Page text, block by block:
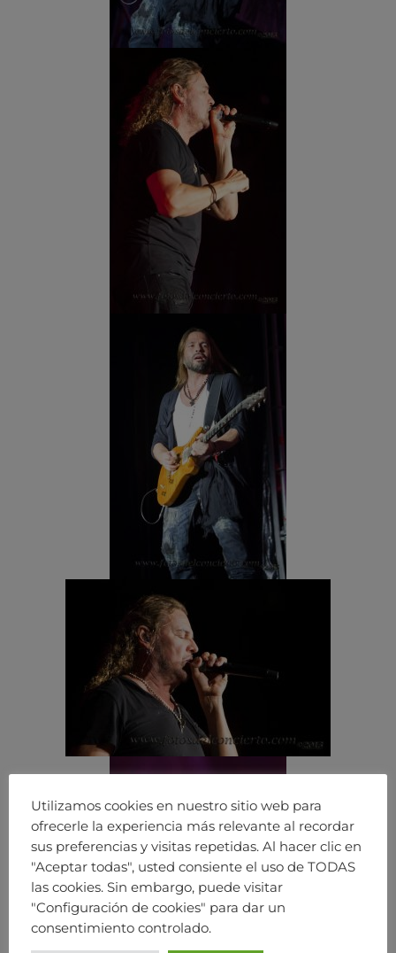
Utilizamos cookies en nuestro sitio web para
ofrecerle la experiencia más relevante al recordar
sus preferencias y visitas repetidas. Al hacer clic en
"Aceptar todas", usted consiente el uso de TODAS
las cookies. Sin embargo, puede visitar
"Configuración de cookies" para dar un
consentimiento controlado.